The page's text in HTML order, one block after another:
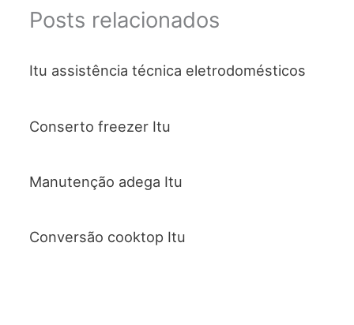
Posts relacionados
Itu assistência técnica eletrodomésticos
Conserto freezer Itu
Manutenção adega Itu
Conversão cooktop Itu